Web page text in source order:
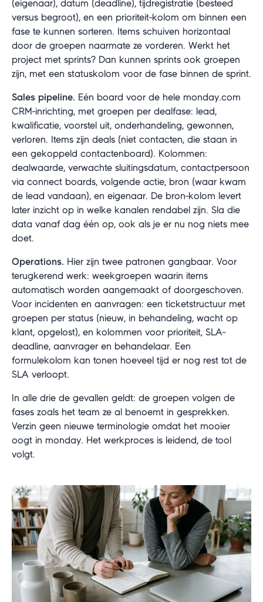
(eigenaar), datum (deadline), tijdregistratie (besteed
versus begroot), en een prioriteit-kolom om binnen een
fase te kunnen sorteren. Items schuiven horizontaal
door de groepen naarmate ze vorderen. Werkt het
project met sprints? Dan kunnen sprints ook groepen
zijn, met een statuskolom voor de fase binnen de sprint.
Sales pipeline. Eén board voor de hele monday.com
CRM-inrichting, met groepen per dealfase: lead,
kwalificatie, voorstel uit, onderhandeling, gewonnen,
verloren. Items zijn deals (niet contacten, die staan in
een gekoppeld contactenboard). Kolommen:
dealwaarde, verwachte sluitingsdatum, contactpersoon
via connect boards, volgende actie, bron (waar kwam
de lead vandaan), en eigenaar. De bron-kolom levert
later inzicht op in welke kanalen rendabel zijn. Sla die
data vanaf dag één op, ook als je er nu nog niets mee
doet.
Operations. Hier zijn twee patronen gangbaar. Voor
terugkerend werk: weekgroepen waarin items
automatisch worden aangemaakt of doorgeschoven.
Voor incidenten en aanvragen: een ticketstructuur met
groepen per status (nieuw, in behandeling, wacht op
klant, opgelost), en kolommen voor prioriteit, SLA-
deadline, aanvrager en behandelaar. Een
formulekolom kan tonen hoeveel tijd er nog rest tot de
SLA verloopt.
In alle drie de gevallen geldt: de groepen volgen de
fases zoals het team ze al benoemt in gesprekken.
Verzin geen nieuwe terminologie omdat het mooier
oogt in monday. Het werkproces is leidend, de tool
volgt.